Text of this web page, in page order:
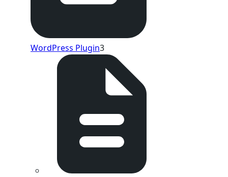
WordPress Plugin3